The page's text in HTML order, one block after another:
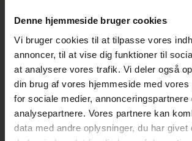
Denne hjemmeside bruger cookies
Vi bruger cookies til at tilpasse vores
annoncer, til at vise dig funktioner til
at analysere vores trafik. Vi deler også
din brug af vores hjemmeside med vores
for sociale medier, annonceringspartnere
analysepartnere. Vores partnere kan
data med andre oplysninger, du har givet
niveau
Fjerner kæledyrs urinpletter – selv
indtørrede pletter
Stopper “genmærkning” af gamle
Unik blanding af pro-bakterier og
Ingen skrappe kemikalier
Sikker for alle kæledyr og deres
BRUGSANVISNING:
1. Tjek for farveægthed på et ikke-